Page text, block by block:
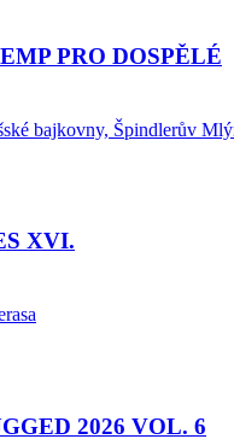
PRO DOSPĚLÉ
bajkovny, Špindlerův
XVI.
2026 VOL. 6